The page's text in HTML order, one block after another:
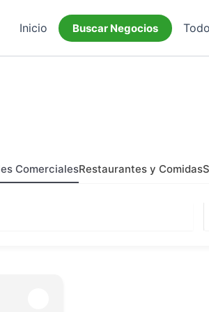
Inicio Buscar Negocios
ComercialesRestaurantes y Comidas